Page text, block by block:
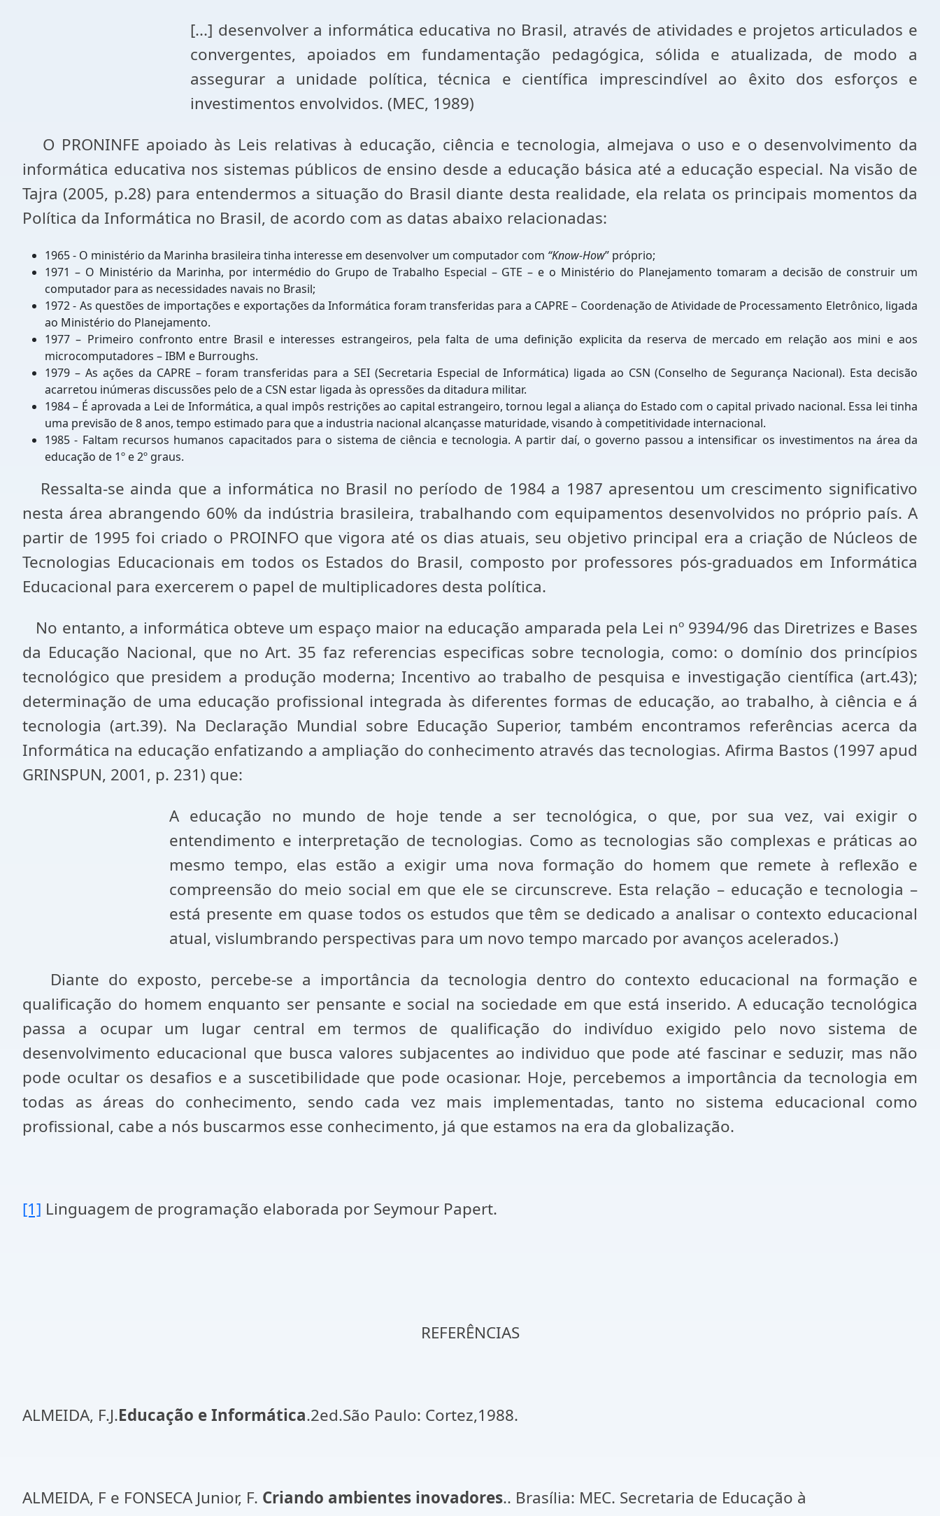
[...] desenvolver a informática educativa no Brasil, através de atividades e projetos articulados e
convergentes, apoiados em fundamentação pedagógica, sólida e atualizada, de modo a
assegurar a unidade política, técnica e científica imprescindível ao êxito dos esforços e
investimentos envolvidos. (MEC, 1989)
O PRONINFE apoiado às Leis relativas à educação, ciência e tecnologia, almejava o uso e o desenvolvimento da
informática educativa nos sistemas públicos de ensino desde a educação básica até a educação especial. Na visão de
Tajra (2005, p.28) para entendermos a situação do Brasil diante desta realidade, ela relata os principais momentos da
Política da Informática no Brasil, de acordo com as datas abaixo relacionadas:
1965 - O ministério da Marinha brasileira tinha interesse em desenvolver um computador com “Know-How” próprio;
1971 – O Ministério da Marinha, por intermédio do Grupo de Trabalho Especial – GTE – e o Ministério do Planejamento tomaram a decisão de construir um
computador para as necessidades navais no Brasil;
1972 - As questões de importações e exportações da Informática foram transferidas para a CAPRE – Coordenação de Atividade de Processamento Eletrônico, ligada
ao Ministério do Planejamento.
1977 – Primeiro confronto entre Brasil e interesses estrangeiros, pela falta de uma definição explicita da reserva de mercado em relação aos mini e aos
microcomputadores – IBM e Burroughs.
1979 – As ações da CAPRE – foram transferidas para a SEI (Secretaria Especial de Informática) ligada ao CSN (Conselho de Segurança Nacional). Esta decisão
acarretou inúmeras discussões pelo de a CSN estar ligada às opressões da ditadura militar.
1984 – É aprovada a Lei de Informática, a qual impôs restrições ao capital estrangeiro, tornou legal a aliança do Estado com o capital privado nacional. Essa lei tinha
uma previsão de 8 anos, tempo estimado para que a industria nacional alcançasse maturidade, visando à competitividade internacional.
1985 - Faltam recursos humanos capacitados para o sistema de ciência e tecnologia. A partir daí, o governo passou a intensificar os investimentos na área da
educação de 1º e 2º graus.
Ressalta-se ainda que a informática no Brasil no período de 1984 a 1987 apresentou um crescimento significativo
nesta área abrangendo 60% da indústria brasileira, trabalhando com equipamentos desenvolvidos no próprio país. A
partir de 1995 foi criado o PROINFO que vigora até os dias atuais, seu objetivo principal era a criação de Núcleos de
Tecnologias Educacionais em todos os Estados do Brasil, composto por professores pós-graduados em Informática
Educacional para exercerem o papel de multiplicadores desta política.
No entanto, a informática obteve um espaço maior na educação amparada pela Lei nº 9394/96 das Diretrizes e Bases
da Educação Nacional, que no Art. 35 faz referencias especificas sobre tecnologia, como: o domínio dos princípios
tecnológico que presidem a produção moderna; Incentivo ao trabalho de pesquisa e investigação científica (art.43);
determinação de uma educação profissional integrada às diferentes formas de educação, ao trabalho, à ciência e á
tecnologia (art.39). Na Declaração Mundial sobre Educação Superior, também encontramos referências acerca da
Informática na educação enfatizando a ampliação do conhecimento através das tecnologias. Afirma Bastos (1997 apud
GRINSPUN, 2001, p. 231) que:
A educação no mundo de hoje tende a ser tecnológica, o que, por sua vez, vai exigir o
entendimento e interpretação de tecnologias. Como as tecnologias são complexas e práticas ao
mesmo tempo, elas estão a exigir uma nova formação do homem que remete à reflexão e
compreensão do meio social em que ele se circunscreve. Esta relação – educação e tecnologia –
está presente em quase todos os estudos que têm se dedicado a analisar o contexto educacional
atual, vislumbrando perspectivas para um novo tempo marcado por avanços acelerados.)
Diante do exposto, percebe-se a importância da tecnologia dentro do contexto educacional na formação e
qualificação do homem enquanto ser pensante e social na sociedade em que está inserido. A educação tecnológica
passa a ocupar um lugar central em termos de qualificação do indivíduo exigido pelo novo sistema de
desenvolvimento educacional que busca valores subjacentes ao individuo que pode até fascinar e seduzir, mas não
pode ocultar os desafios e a suscetibilidade que pode ocasionar. Hoje, percebemos a importância da tecnologia em
todas as áreas do conhecimento, sendo cada vez mais implementadas, tanto no sistema educacional como
profissional, cabe a nós buscarmos esse conhecimento, já que estamos na era da globalização.
[1] Linguagem de programação elaborada por Seymour Papert.
REFERÊNCIAS
ALMEIDA, F.J.Educação e Informática.2ed.São Paulo: Cortez,1988.
ALMEIDA, F e FONSECA Junior, F. Criando ambientes inovadores.. Brasília: MEC. Secretaria de Educação à